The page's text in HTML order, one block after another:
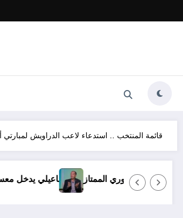
قائمة المنتخب .. استدعاء لاعب الدراويش لمبارتي
ظروف.. ولا بديل عن العودة للدوري الممتاز